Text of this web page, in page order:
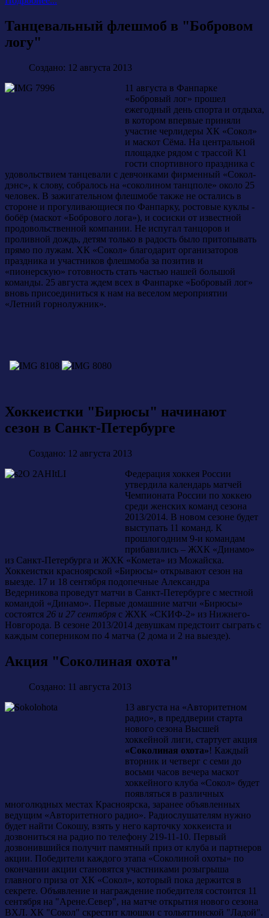
Танцевальный флешмоб в "Бобровом
логу"
Создано: 12 августа 2013
11 августа в Фанпарке
«Бобровый лог» прошел
ежегодный день спорта и отдыха,
в котором впервые приняли
участие черлидеры ХК «Сокол»
и маскот Сёма. На центральной
площадке рядом с трассой К1
гости спортивного праздника с
удовольствием танцевали с девчонками фирменный «Сокол-
дэнс», к слову, собралось на «соколином танцполе» около 25
человек. В зажигательном флешмобе также не остались в
стороне и прогуливающиеся по Фанпарку, ростовые куклы -
бобёр (маскот «Бобрового лога»), и сосиски от известной
продовольственной компании. Не испугал танцоров и
проливной дождь, детям только в радость было притопывать
прямо по лужам. ХК «Сокол» благодарит организаторов
праздника и участников флешмоба за позитив и
«пионерскую» готовность стать частью нашей большой
команды. 25 августа ждем всех в Фанпарке «Бобровый лог»
вновь присоединиться к нам на веселом мероприятии
«Летний горнолужник».
Хоккеистки "Бирюсы" начинают
сезон в Санкт-Петербурге
Создано: 12 августа 2013
Федерация хоккея России
утвердила календарь матчей
Чемпионата России по хоккею
среди женских команд сезона
2013/2014. В новом сезоне будет
выступать 11 команд. К
прошлогодним 9-и командам
прибавились – ЖХК «Динамо»
из Санкт-Петербурга и ЖХК «Комета» из Можайска.
Хоккеистки красноярской «Бирюсы» открывают сезон на
выезде. 17 и 18 сентября подопечные Александра
Ведерникова проведут матчи в Санкт-Петербурге с местной
командой «Динамо». Первые домашние матчи «Бирюсы»
состоятся 26 и 27 сентября с ЖХК «СКИФ-2» из Нижнего-
Новгорода. В сезоне 2013/2014 девушкам предстоит сыграть с
каждым соперником по 4 матча (2 дома и 2 на выезде).
Акция "Соколиная охота"
Создано: 11 августа 2013
13 августа на «Авторитетном
радио», в преддверии старта
нового сезона Высшей
хоккейной лиги, стартует акция
«Соколиная охота»! Каждый
вторник и четверг с семи до
восьми часов вечера маскот
хоккейного клуба «Сокол» будет
появляться в различных
многолюдных местах Красноярска, заранее объявленных
ведущим «Авторитетного радио». Радиослушателям нужно
будет найти Сокошу, взять у него карточку хоккеиста и
дозвониться на радио по телефону 219-11-10. Первый
дозвонившийся получит памятный приз от клуба и партнеров
акции. Победители каждого этапа «Соколиной охоты» по
окончании акции становятся участниками розыгрыша
главного приза от ХК «Сокол», который пока держится в
секрете. Объявление и награждение победителя состоится 11
сентября на "Арене.Север", на матче открытия нового сезона
ВХЛ. ХК "Сокол" скрестит клюшки с тольяттинской "Ладой".